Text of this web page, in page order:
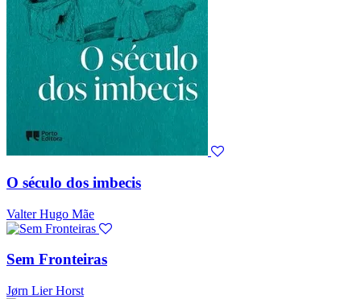
O século dos imbecis
Valter Hugo Mãe
Sem Fronteiras
Jørn Lier Horst